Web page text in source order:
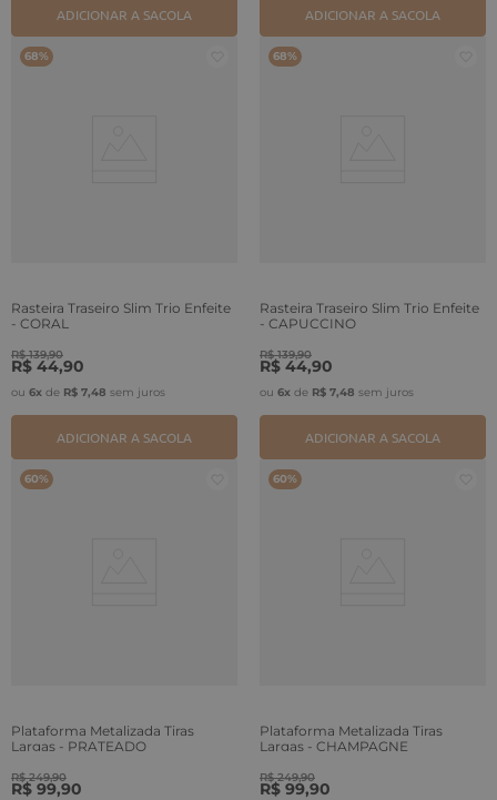
ADICIONAR A SACOLA ADICIONAR A SACOLA
68%
Rasteira Traseiro Slim Trio Enfeite
- CORAL
R$ 139,90
R$ 44,90
ou 6x de R$ 7,48 sem juros
ADICIONAR A SACOLA
68%
Rasteira Traseiro Slim Trio Enfeite
- CAPUCCINO
R$ 139,90
R$ 44,90
ou 6x de R$ 7,48 sem juros
ADICIONAR A SACOLA
60%
Plataforma Metalizada Tiras
Largas - PRATEADO
R$ 249,90
R$ 99,90
60%
Plataforma Metalizada Tiras
Largas - CHAMPAGNE
R$ 249,90
R$ 99,90